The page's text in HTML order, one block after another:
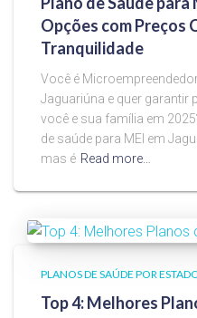
Opções com Preços
Tranquilidade
Você é
Jaguariúna e quer garantir
você e sua família em
de saúde para MEI em
mas é Read more…
PLANOS DE SAÚDE POR
Top 4: Melhores